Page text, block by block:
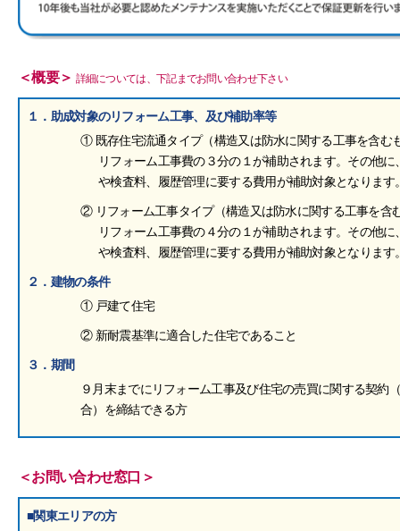
＜概要＞ 詳細については、下記までお問い合わせ下さい
１．助成対象のリフォーム工事、及び補助率等
① 既存住宅流通タイプ（構造又は防水に関する工事を含む
リフォーム工事費の３分の１が補助されます。その他
や検査料、履歴管理に要する費用が補助対象となります
② リフォーム工事タイプ（構造又は防水に関する工事を含
リフォーム工事費の４分の１が補助されます。その他
や検査料、履歴管理に要する費用が補助対象となります
２．建物の条件
① 戸建て住宅
② 新耐震基準に適合した住宅であること
３．期間
９月末までにリフォーム工事及び住宅の売買に関する契約
合）を締結できる方
＜お問い合わせ窓口＞
■関東エリアの方